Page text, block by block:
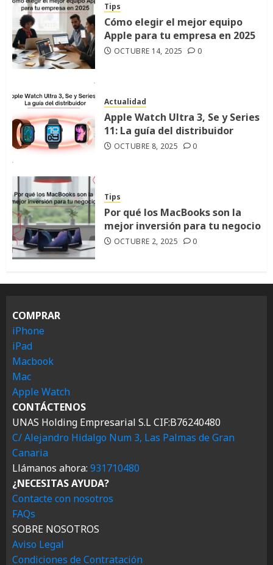
Tips
Cómo elegir el mejor equipo
Apple para tu empresa en 2025
OCTUBRE 14, 2025 0
Actualidad
Apple Watch Ultra 3, Se y Series
11: La guía del distribuidor
OCTUBRE 8, 2025 0
Tips
Por qué los MacBooks son la
mejor inversión para tu negocio
OCTUBRE 2, 2025 0
COMPRAR
iPhone
iPad
Macbook
Mac
Apple Watch
CONTÁCTENOS
UNAS Holding Empresarial S.L CIF:B76240480
C/ Alejandro Hidalgo Num 3, Las Palmas de Gran
Canaria
Llámanos ahora: 931710480
¿NECESITAS AYUDA?
Contacte con nosotros
FAQs
SOBRE NOSOTROS
Aviso Legal
Condiciones de Contratación